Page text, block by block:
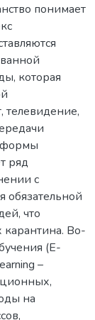
понимает
которая
телевидение,
формы
ряд
с
обязательной
что
карантина. Во-
(E-
–
на